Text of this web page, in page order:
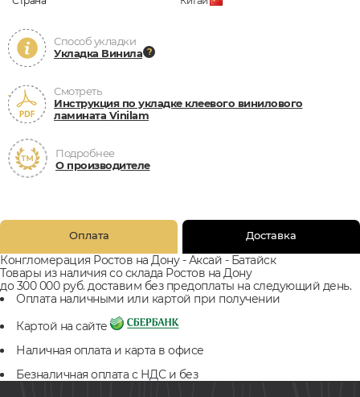
Способ укладки
Укладка Винила
Смотреть
Инструкция по укладке клеевого винилового
ламината Vinilam
Подробнее
О производителе
Оплата Доставка
Конгломерация Ростов на Дону - Аксай - Батайск
Товары из наличия со склада Ростов на Дону
до 300 000 руб. доставим без предоплаты на следующий день.
Оплата наличными или картой при получении
Картой на сайте
Наличная оплата и карта в офисе
Безналичная оплата с НДС и без